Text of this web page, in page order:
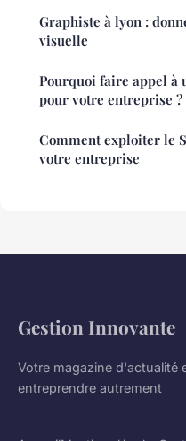
Graphiste à lyon :
visuelle
Pourquoi faire appel à
pour votre entreprise ?
Comment exploiter le
votre entreprise
Gestion Innovante
Votre magazine d'actualité
entreprendre autrement